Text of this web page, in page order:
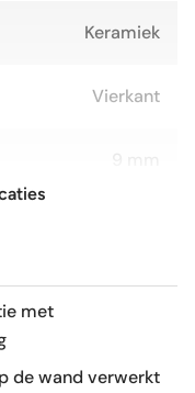
Keramiek
Vierkant
R9
met
de wand verwerkt